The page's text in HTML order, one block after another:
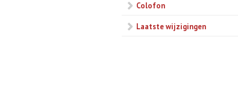
Colofon
Laatste wijzigingen